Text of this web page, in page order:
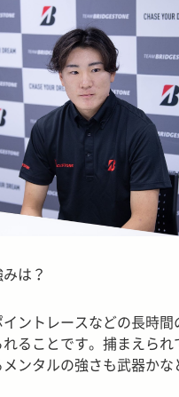
は？
ントレースなどの長時間
ることです。捕まえられ
ンタルの強さも武器かな